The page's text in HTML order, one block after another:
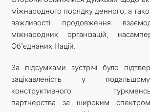
міжнародного порядку денного, а
важливості продовження
міжнародних організацій,
Об'єднаних Націй.
За підсумками зустрічі було
зацікавленість у
конструктивного
партнерства за широким